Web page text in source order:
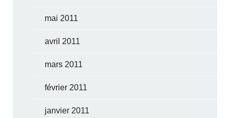
mai 2011
avril 2011
mars 2011
février 2011
janvier 2011